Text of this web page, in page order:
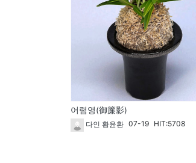
어렴영(御簾影)
다인 황윤환 07-19 HIT:5708